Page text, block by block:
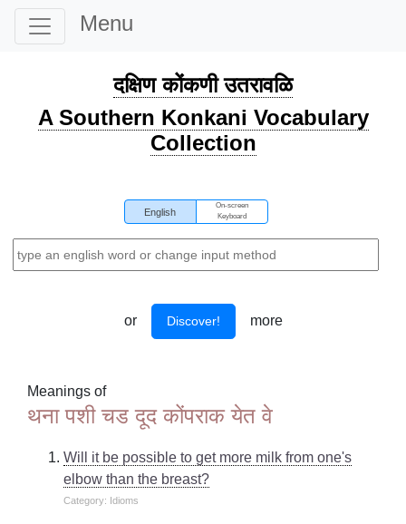
Menu
दक्षिण कोंकणी उतरावळि
A Southern Konkani Vocabulary
Collection
English
On-screen
Keyboard
or Discover! more
Meanings of
थना पशी चड दूद कोंपराक येत वे
Will it be possible to get more milk from one's
elbow than the breast?
Category: Idioms